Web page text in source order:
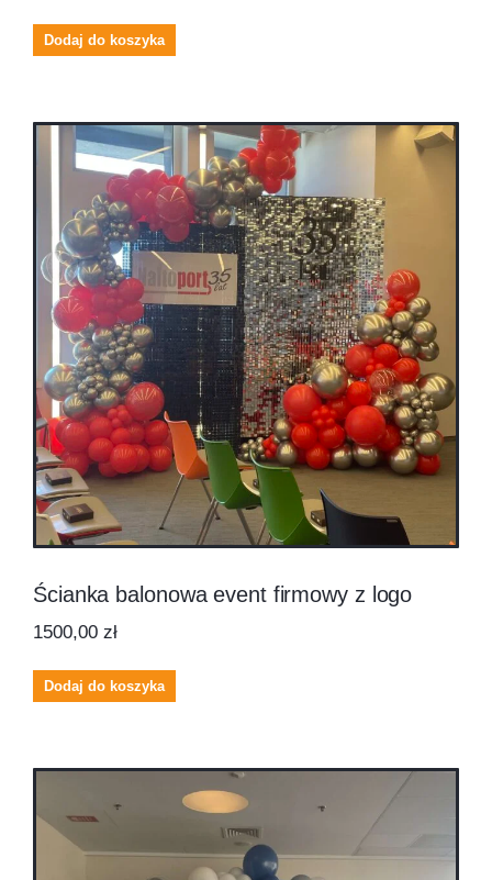
Dodaj do koszyka
Ścianka balonowa event firmowy z logo
1500,00 zł
Dodaj do koszyka